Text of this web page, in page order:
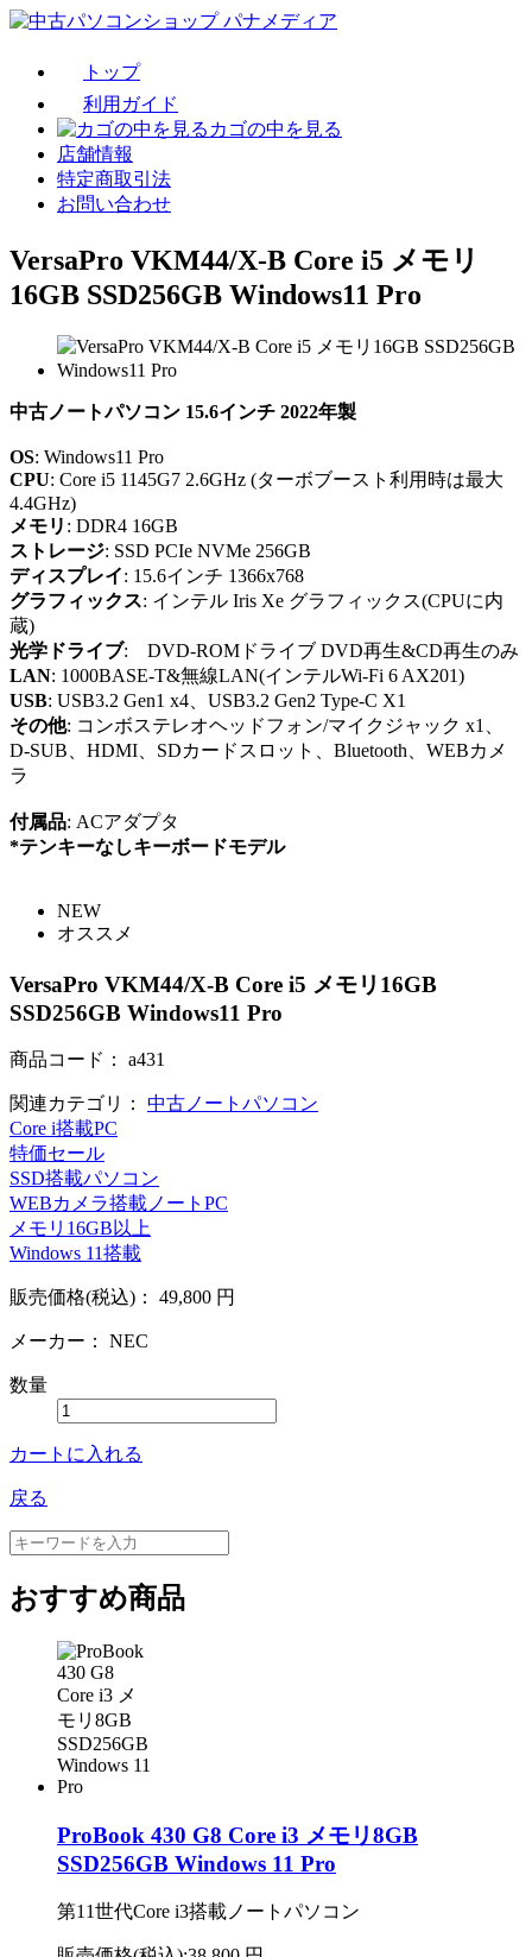
トップ
利用ガイド
カゴの中を見る
店舗情報
特定商取引法
お問い合わせ
VersaPro VKM44/X-B Core i5 メモリ
16GB SSD256GB Windows11 Pro
中古ノートパソコン 15.6インチ 2022年製
OS: Windows11 Pro
CPU: Core i5 1145G7 2.6GHz (ターボブースト利用時は最大
4.4GHz)
メモリ : DDR4 16GB
ストレージ: SSD PCIe NVMe 256GB
ディスプレイ: 15.6インチ 1366x768
グラフィックス: インテル Iris Xe グラフィックス(CPUに内
蔵)
光学ドライブ: DVD-ROMドライブ DVD再生&CD再生のみ
LAN: 1000BASE-T&無線LAN(インテルWi-Fi 6 AX201)
USB: USB3.2 Gen1 x4、USB3.2 Gen2 Type-C X1
その他: コンボステレオヘッドフォン/マイクジャック x1、
D-SUB、HDMI、SDカードスロット、Bluetooth、WEBカメ
ラ
付属品: ACアダプタ
*テンキーなしキーボードモデル
NEW
オススメ
VersaPro VKM44/X-B Core i5 メモリ16GB
SSD256GB Windows11 Pro
商品コード： a431
関連カテゴリ：
中古ノートパソコン
Core i搭載PC
特価セール
SSD搭載パソコン
WEBカメラ搭載ノートPC
メモリ16GB以上
Windows 11搭載
販売価格(税込)： 49,800 円
メーカー： NEC
数量
カートに入れる
戻る
おすすめ商品
ProBook 430 G8 Core i3 メモリ8GB
SSD256GB Windows 11 Pro
第11世代Core i3搭載ノートパソコン